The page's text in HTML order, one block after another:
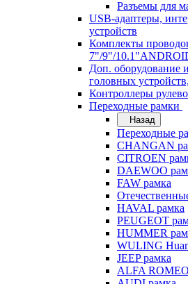
Разъемы для
USB-адаптеры,
устройств
Комплекты
7"/9"/
Доп. оборудование
головных
Контроллеры
Переходные рамки
Назад
Переходные
CHANGAN
CITROEN
DAEWOO
FAW рамка
HAVAL рамка
PEUGEOT
HUMMER
WULING
JEEP рамка
ALFA